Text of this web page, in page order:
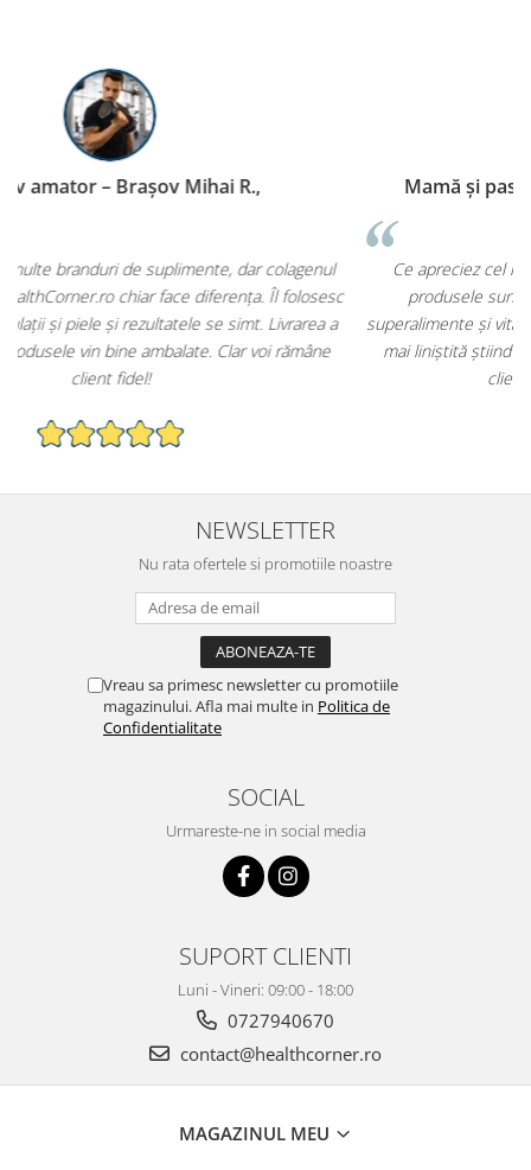
Mamă și pasionată de nutriție – Iași Ioana C.,
Ce apreciez cel mai mult la HealthCorner.ro este faptul că
produsele sunt curate, fără aditivi inutili. Am cumpărat
superalimente și vitamine pentru întreaga familie și mă simt mult
mai liniștită știind că le ofer ceva sigur și de calitate. Serviciul
clienți este prompt și prietenos.
NEWSLETTER
Nu rata ofertele si promotiile noastre
Vreau sa primesc newsletter cu promotiile
magazinului. Afla mai multe in Politica de
Confidentialitate
SOCIAL
Urmareste-ne in social media
SUPORT CLIENTI
Luni - Vineri: 09:00 - 18:00
0727940670
contact@healthcorner.ro
MAGAZINUL MEU